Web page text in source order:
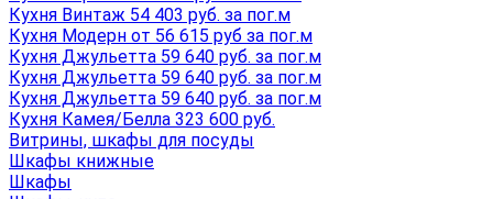
Кухня Винтаж 54 403 руб. за пог.м
Кухня Модерн от 56 615 руб за пог.м
Кухня Джульетта 59 640 руб. за пог.м
Кухня Джульетта 59 640 руб. за пог.м
Кухня Джульетта 59 640 руб. за пог.м
Кухня Камея/Белла 323 600 руб.
Витрины, шкафы для посуды
Шкафы книжные
Шкафы